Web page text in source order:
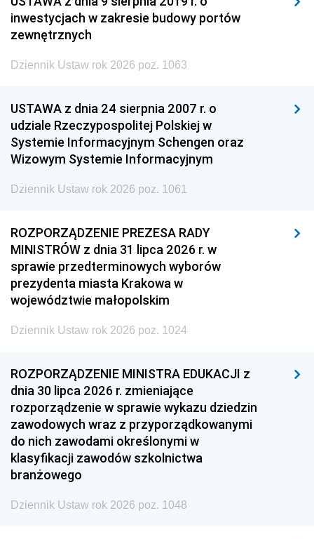
inwestycjach w zakresie budowy portów
zewnętrznych
Dziennik Ustaw rok 2026 poz. 1063
USTAWA z dnia 24 sierpnia 2007 r. o
udziale Rzeczypospolitej Polskiej w
Systemie Informacyjnym Schengen oraz
Wizowym Systemie Informacyjnym
Dziennik Ustaw rok 2026 poz. 1061
ROZPORZĄDZENIE PREZESA RADY
MINISTRÓW z dnia 31 lipca 2026 r. w
sprawie przedterminowych wyborów
prezydenta miasta Krakowa w
województwie małopolskim
Dziennik Ustaw rok 2026 poz. 1024
ROZPORZĄDZENIE MINISTRA EDUKACJI z
dnia 30 lipca 2026 r. zmieniające
rozporządzenie w sprawie wykazu dziedzin
zawodowych wraz z przyporządkowanymi
do nich zawodami określonymi w
klasyfikacji zawodów szkolnictwa
branżowego
Dziennik Ustaw rok 2026 poz. 1048